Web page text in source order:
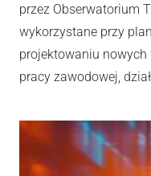
przez Obserwatorium
wykorzystane przy
projektowaniu
pracy zawodowej,